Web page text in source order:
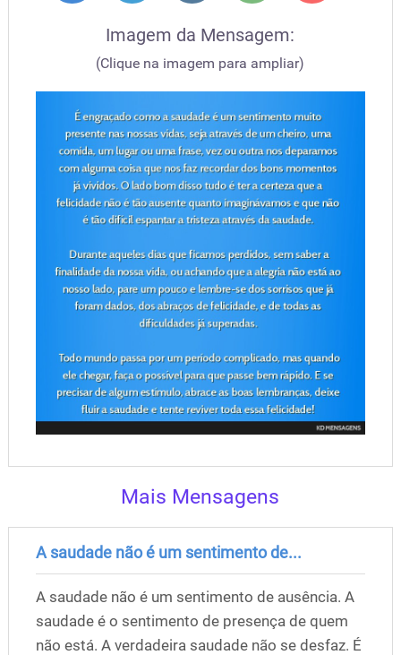
Imagem da Mensagem:
(Clique na imagem para ampliar)
Mais Mensagens
A saudade não é um sentimento de...
A saudade não é um sentimento de ausência. A
saudade é o sentimento de presença de quem
não está. A verdadeira saudade não se desfaz. É